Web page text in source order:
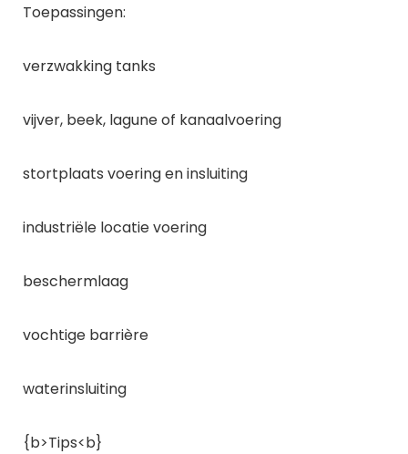
Toepassingen:
verzwakking tanks
vijver, beek, lagune of kanaalvoering
stortplaats voering en insluiting
industriële locatie voering
beschermlaag
vochtige barrière
waterinsluiting
{b>Tips<b}